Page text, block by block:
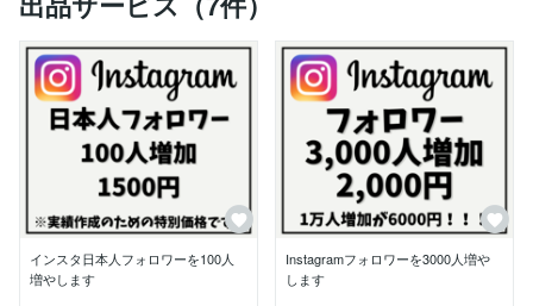
━━
【サービス提供実績】
・大手保険会社　公式アカウント【総フォロワー4.8万
人】
・お金系インフルエンサー【総フォロワー16万人】
・ゴルフ系インフルエンサー【総フォロワー6.7万人】
・建築会社 東京都【総フォロワー3.1万人】
・焼肉店　兵庫県【総フォロワー2.2万人】
youtuber,トレーダー,個人アカウント......etc
インスタ日本人フォロワーを100人
増やします
Instagramフォロワーを3000人増や
します